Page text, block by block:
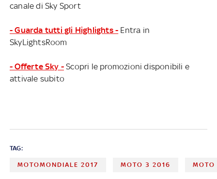
canale di Sky Sport
- Guarda tutti gli Highlights - Entra in
SkyLightsRoom
- Offerte Sky - Scopri le promozioni disponibili e
attivale subito
TAG:
MOTOMONDIALE 2017 MOTO 3 2016